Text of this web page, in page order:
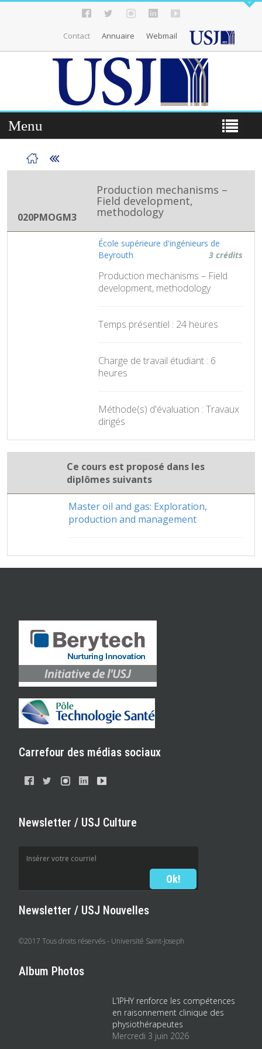
Contact Annuaire Webmail
Menu
020PMOGM3
Production mechanisms –
Field development,
methodology
École supérieure d'ingénieurs de
Beyrouth
3 crédits
Production mechanisms – Field
development, methodology
Temps présentiel : 24 heures
Charge de travail étudiant : 6
heures
Méthode(s) d'évaluation : Travaux
dirigés
Ce cours est proposé dans les
diplômes suivants
Master oil and gas: Exploration,
production and management
Carrefour des médias sociaux
Newsletter / USJ Culture
Newsletter / USJ Nouvelles
©2017 Tous droits réservés - Université Saint-Joseph
Album Photos
L’IPHY renforce les compétences
en raisonnement clinique des
physiothérapeutes
Mercredi 3 juin 2026